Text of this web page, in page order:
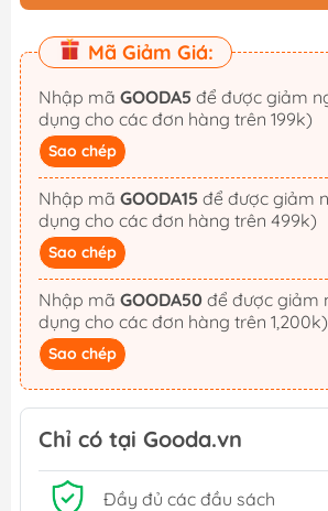
Mã Giảm Giá:
Nhập mã GOODA5
dụng cho các đơn hàng trên 199k)
Sao chép
Nhập mã GOODA15
dụng cho các đơn hàng trên 499k)
Sao chép
Nhập mã GOODA50
dụng cho các đơn hàng trên 1,200k)
Sao chép
Chỉ có tại Gooda.vn
Đầy đủ các đầu sách